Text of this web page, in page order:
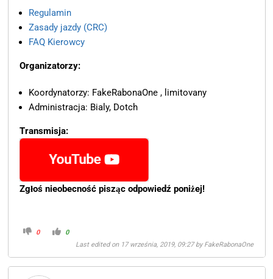
Regulamin
Zasady jazdy (CRC)
FAQ Kierowcy
Organizatorzy:
Koordynatorzy: FakeRabonaOne , limitovany
Administracja: Bialy, Dotch
Transmisja:
Zgłoś nieobecność pisząc odpowiedź poniżej!
0
0
Last edited on 17 września, 2019, 09:27 byFakeRabonaOne